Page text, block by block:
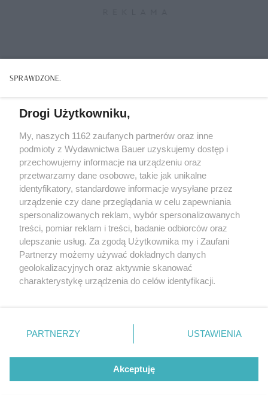
CZYTAJ WIĘCEJ
Drogi Użytkowniku,
My, naszych 1162 zaufanych partnerów oraz inne
podmioty z Wydawnictwa Bauer uzyskujemy dostęp i
przechowujemy informacje na urządzeniu oraz
przetwarzamy dane osobowe, takie jak unikalne
identyfikatory, standardowe informacje wysyłane przez
urządzenie czy dane przeglądania w celu zapewniania
spersonalizowanych reklam, wybór spersonalizowanych
treści, pomiar reklam i treści, badanie odbiorców oraz
ulepszanie usług. Za zgodą Użytkownika my i Zaufani
Partnerzy możemy używać dokładnych danych
geolokalizacyjnych oraz aktywnie skanować
charakterystykę urządzenia do celów identyfikacji.
zmienić/wycofać klikając przycisk ustawień prywatności
znajdujący się w lewym dolnym rogu strony
rodzaje przetwarzania danych nie wymagają zgody
użytkownika, ale masz prawo sprzeciwić się takiemu
PARTNERZY USTAWIENIA
Akceptuję